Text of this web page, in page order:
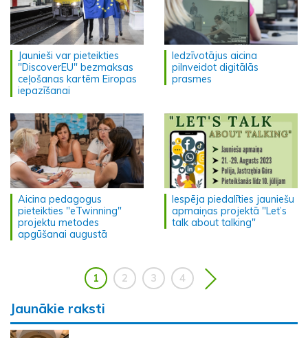
Jaunieši var pieteikties
"DiscoverEU" bezmaksas
ceļošanas kartēm Eiropas
iepazīšanai
Iedzīvotājus aicina
pilnveidot digitālās
prasmes
Aicina pedagogus
pieteikties "eTwinning"
projektu metodes
apgūšanai augustā
Iespēja piedalīties jauniešu
apmaiņas projektā "Let’s
talk about talking"
1 2 3 4
Jaunākie raksti